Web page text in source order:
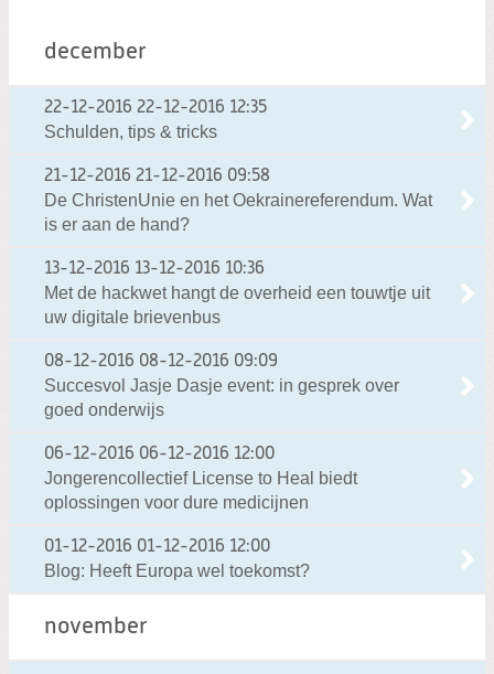
december
22-12-2016 22-12-2016 12:35
Schulden, tips & tricks
21-12-2016 21-12-2016 09:58
De ChristenUnie en het Oekrainereferendum. Wat
is er aan de hand?
13-12-2016 13-12-2016 10:36
Met de hackwet hangt de overheid een touwtje uit
uw digitale brievenbus
08-12-2016 08-12-2016 09:09
Succesvol Jasje Dasje event: in gesprek over
goed onderwijs
06-12-2016 06-12-2016 12:00
Jongerencollectief License to Heal biedt
oplossingen voor dure medicijnen
01-12-2016 01-12-2016 12:00
Blog: Heeft Europa wel toekomst?
november